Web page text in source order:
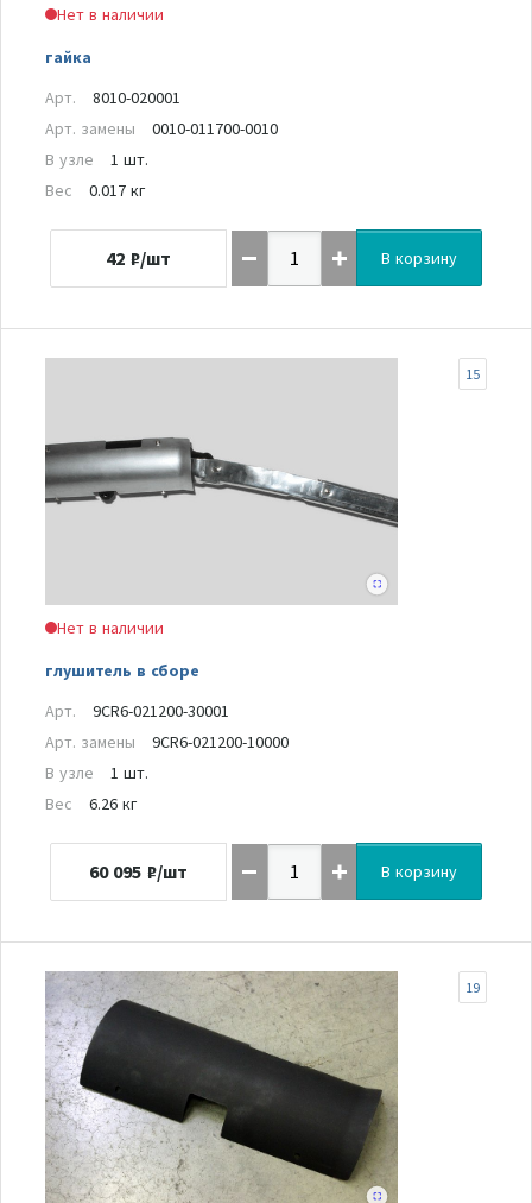
Нет в наличии
гайка
Арт.
8010-020001
Арт. замены
0010-011700-0010
В узле
1 шт.
Вес
0.017 кг
42 ₽/шт В корзину
Нет в наличии
глушитель в сборе
15
Арт.
9CR6-021200-30001
Арт. замены
9CR6-021200-10000
В узле
1 шт.
Вес
6.26 кг
60 095 ₽/шт В корзину
19